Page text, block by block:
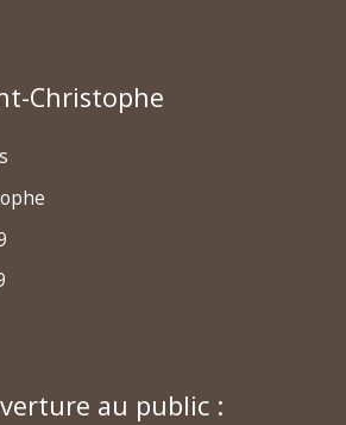
Christophe
au public :